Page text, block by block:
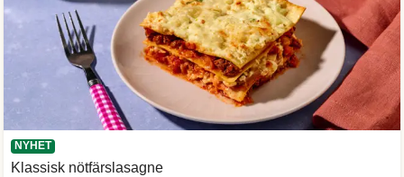
NYHET
Klassisk nötfärslasagne